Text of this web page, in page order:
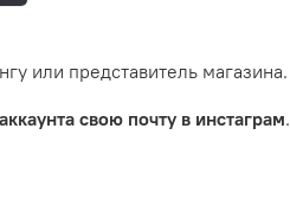
или представитель магазина.
свою почту в инстаграм.